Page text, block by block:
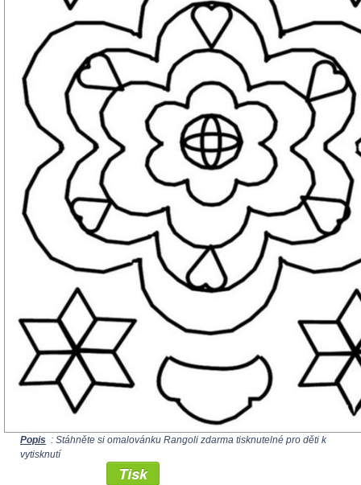
Popis : Stáhněte si omalovánku Rangoli zdarma tisknutelné pro děti k
vytisknutí
Tisk